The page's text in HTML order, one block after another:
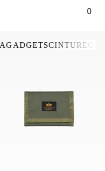
0
GADGETSCINTURE